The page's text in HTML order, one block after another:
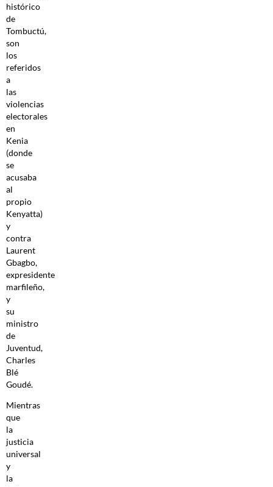
histórico
de
Tombuctú,
son
los
referidos
a
las
violencias
electorales
en
Kenia
(donde
se
acusaba
al
propio
Kenyatta)
y
contra
Laurent
Gbagbo,
expresidente
marfileño,
y
su
ministro
de
Juventud,
Charles
Blé
Goudé.
Mientras
que
la
justicia
universal
y
la